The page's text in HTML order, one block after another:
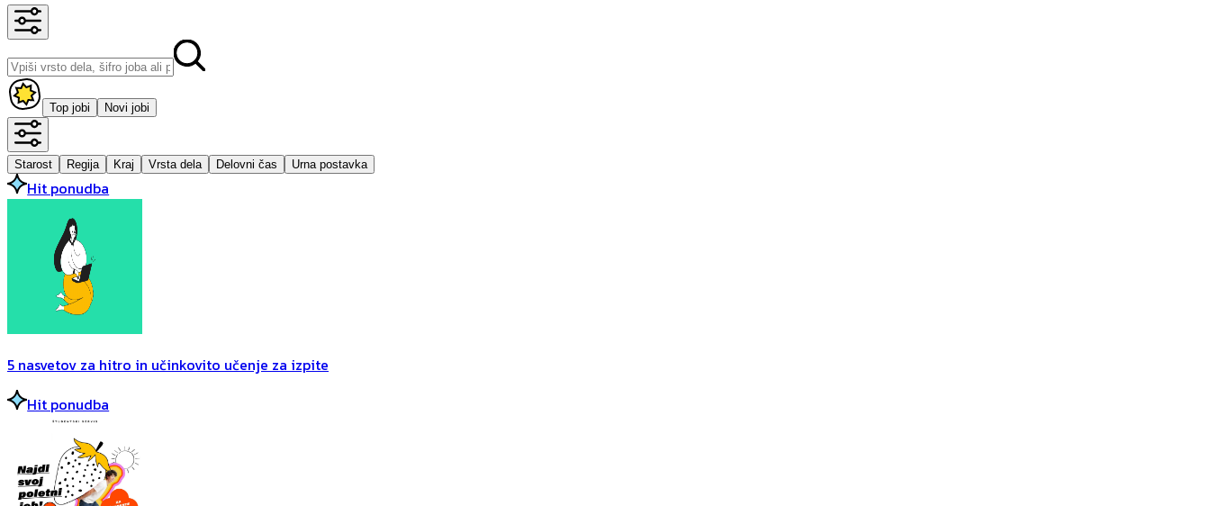
Top jobi Novi jobi
Starost Regija Kraj Vrsta dela Delovni čas Urna postavka
Hit ponudba
5 nasvetov za hitro in učinkovito učenje za izpite
Hit ponudba